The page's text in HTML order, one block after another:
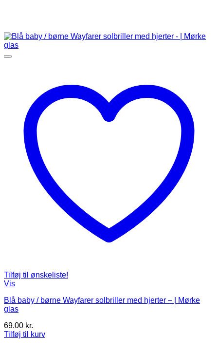
Tilføj til ønskeliste!
Vis
Blå baby / børne Wayfarer solbriller med hjerter – | Mørke
glas
69.00 kr.
Tilføj til kurv